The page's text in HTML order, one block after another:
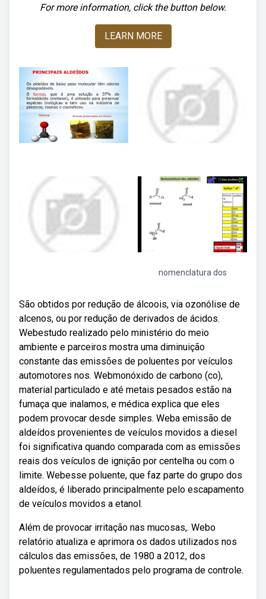
For more information, click the button below.
LEARN MORE
nomenclatura dos
São obtidos por redução de álcoois, via ozonólise de
alcenos, ou por redução de derivados de ácidos.
Webestudo realizado pelo ministério do meio
ambiente e parceiros mostra uma diminuição
constante das emissões de poluentes por veículos
automotores nos. Webmonóxido de carbono (co),
material particulado e até metais pesados estão na
fumaça que inalamos, e médica explica que eles
podem provocar desde simples. Weba emissão de
aldeídos provenientes de veículos movidos a diesel
foi significativa quando comparada com as emissões
reais dos veículos de ignição por centelha ou com o
limite. Webesse poluente, que faz parte do grupo dos
aldeídos, é liberado principalmente pelo escapamento
de veículos movidos a etanol.
Além de provocar irritação nas mucosas,. Webo
relatório atualiza e aprimora os dados utilizados nos
cálculos das emissões, de 1980 a 2012, dos
poluentes regulamentados pelo programa de controle.